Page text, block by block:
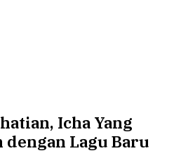
Icha Yang
Lagu Baru